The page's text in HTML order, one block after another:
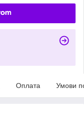
Оплата Умови